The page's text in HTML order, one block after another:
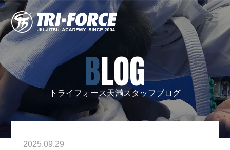
BLOG
トライフォース天満スタッフブログ
2025.09.29